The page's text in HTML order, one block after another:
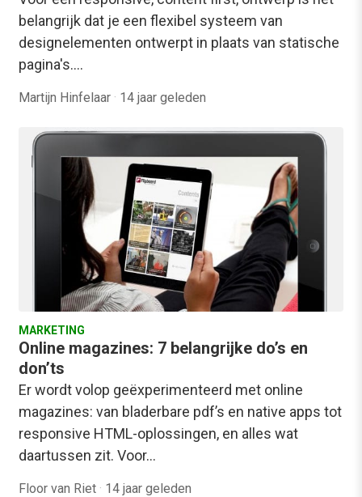
belangrijk dat je een flexibel systeem van
designelementen ontwerpt in plaats van statische
pagina's.…
Martijn Hinfelaar · 14 jaar geleden
MARKETING
Online magazines: 7 belangrijke do’s en
don’ts
Er wordt volop geëxperimenteerd met online
magazines: van bladerbare pdf’s en native apps tot
responsive HTML-oplossingen, en alles wat
daartussen zit. Voor…
Floor van Riet · 14 jaar geleden